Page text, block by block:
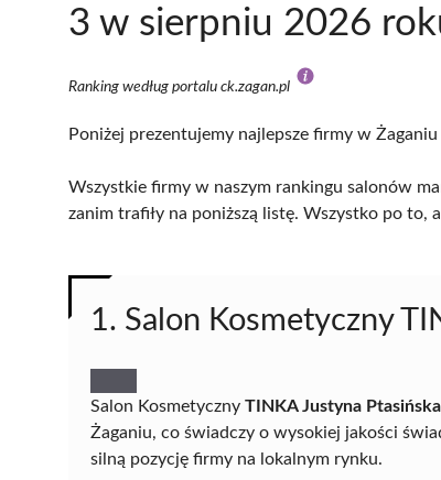
3 w sierpniu 2026
Ranking według portalu ck.zagan.pl
Poniżej prezentujemy najlepsze firmy w
Wszystkie firmy w naszym rankingu salonów
zanim trafiły na poniższą listę. Wszystko po
1. Salon Kosmetyczny
Salon Kosmetyczny TINKA Justyna Ptasińska
Żaganiu, co świadczy o wysokiej jakości
silną pozycję firmy na lokalnym rynku.